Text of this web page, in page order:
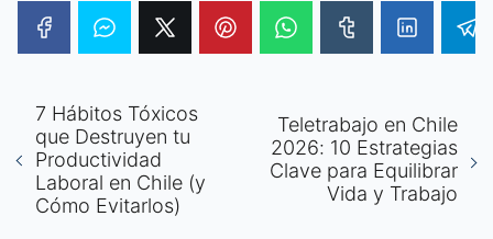
7 Hábitos Tóxicos
que Destruyen tu
Productividad
Laboral en Chile (y
Cómo Evitarlos)
Teletrabajo en Chile
2026: 10 Estrategias
Clave para Equilibrar
Vida y Trabajo